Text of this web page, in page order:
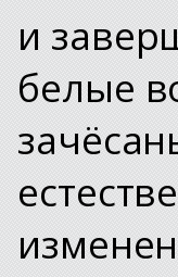
и
белые